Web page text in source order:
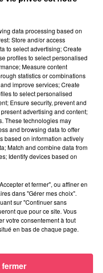
L'ANCIEN COLLÈGE : UN
data processing based on
Store and/or access
to select advertising; Create
profiles to select personalised
Measure content
statistics or combinations
improve services; Create
to select personalised
Ensure security, prevent and
advertising and content;
These technologies may
and browsing data to offer
based on information actively
Match and combine data from
Identify devices based on
et fermer", ou affiner en
dans "Gérer mes choix".
sur "Continuer sans
que pour ce site. Vous
votre consentement à tout
en bas de chaque page.